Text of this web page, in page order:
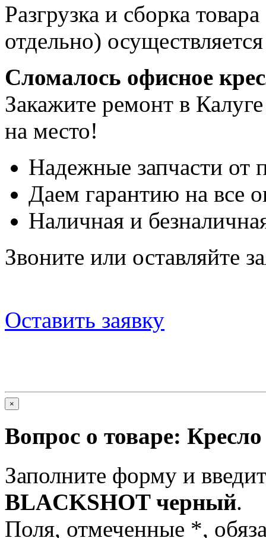
Разгрузка и сборка
отдельно)
Сломалось офисное
Закажите ремонт в
на место!
Надежные запчасти от
Даем гарантию на все
Наличная и
Звоните или оставляйте
Оставить заявку
×
Вопрос о товаре:
Заполните форму и
BLACKSHOT черный.
Поля, отмеченные *,